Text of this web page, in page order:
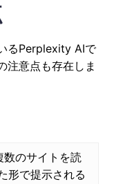
るPerplexity AIで
注意点も存在しま
数のサイトを読
形で提示される